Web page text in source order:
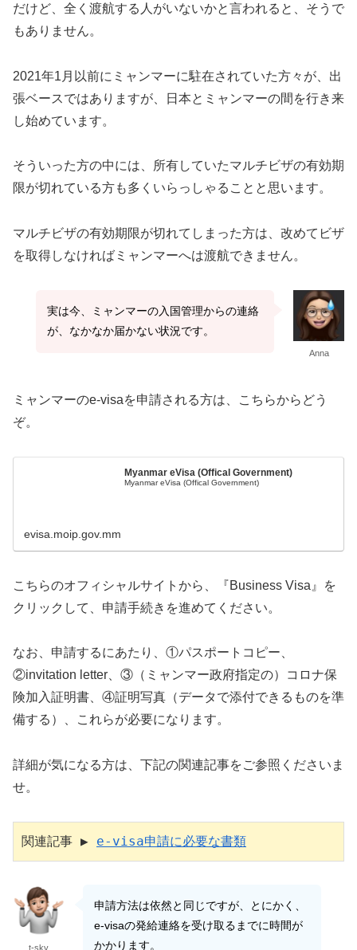
だけど、全く渡航する人がいないかと言われると、そうで
もありません。
2021年1月以前にミャンマーに駐在されていた方々が、出
張ベースではありますが、日本とミャンマーの間を行き来
し始めています。
そういった方の中には、所有していたマルチビザの有効期
限が切れている方も多くいらっしゃることと思います。
マルチビザの有効期限が切れてしまった方は、改めてビザ
を取得しなければミャンマーへは渡航できません。
Anna
実は今、ミャンマーの入国管理からの連絡
が、なかなか届かない状況です。
ミャンマーのe-visaを申請される方は、こちらからどう
ぞ。
Myanmar eVisa (Offical Government)
Myanmar eVisa (Offical Government)
evisa.moip.gov.mm
こちらのオフィシャルサイトから、『Business Visa』を
クリックして、申請手続きを進めてください。
なお、申請するにあたり、①パスポートコピー、
②invitation letter、③（ミャンマー政府指定の）コロナ保
険加入証明書、④証明写真（データで添付できるものを準
備する）、これらが必要になります。
詳細が気になる方は、下記の関連記事をご参照くださいま
せ。
関連記事 ▶︎ e-visa申請に必要な書類
t-sky
申請方法は依然と同じですが、とにかく、
e-visaの発給連絡を受け取るまでに時間が
かかります。